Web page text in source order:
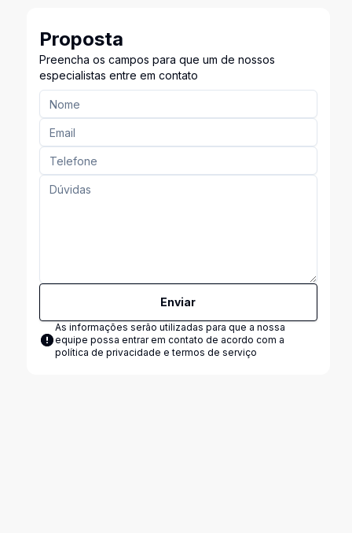
Proposta
Preencha os campos para que um de nossos
especialistas entre em contato
Enviar
As informações serão utilizadas para que a nossa
equipe possa entrar em contato de acordo com a
política de privacidade e termos de serviço